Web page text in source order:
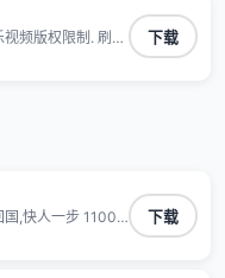
一个伊甸园等国
华人和留学生、
和音乐视频加速服
国服游戏和音视
速回国。目前已
，一对一在线客
频版权限制. 刷剧
迟. 提升国内主流
边缘. 动态多线. 智
下载
,快人一步 1100
器 Android iOS
景 了解更多 看
下载